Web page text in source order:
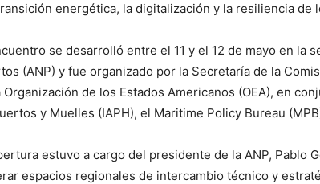
energética, la digitalización y la resiliencia de
se desarrolló entre el 11 y el 12 de mayo en la
(ANP) y fue organizado por la Secretaría de la
Organización de los Estados Americanos (OEA), en
y Muelles (IAPH), el Maritime Policy Bureau
estuvo a cargo del presidente de la ANP, Pablo
espacios regionales de intercambio técnico y